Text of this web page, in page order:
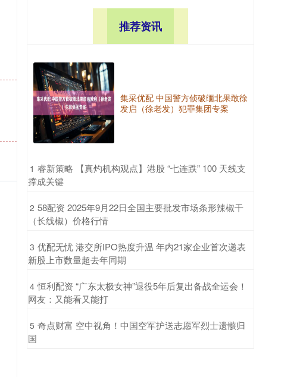
推荐资讯
集采优配 中国警方侦破缅北果敢徐
发启（徐老发）犯罪集团专案
1 ​睿新策略 【真灼机构观点】港股 “七连跌” 100 天线支
撑成关键
2 ​58配资 2025年9月22日全国主要批发市场条形辣椒干
（长线椒）价格行情
3 ​优配无忧 港交所IPO热度升温 年内21家企业首次递表
新股上市数量超去年同期
4 ​恒利配资 “广东太极女神”退役5年后复出备战全运会！
网友：又能看又能打
5 ​奇点财富 空中视角！中国空军护送志愿军烈士遗骸归
国